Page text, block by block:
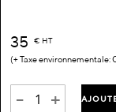
35 € HT
- +